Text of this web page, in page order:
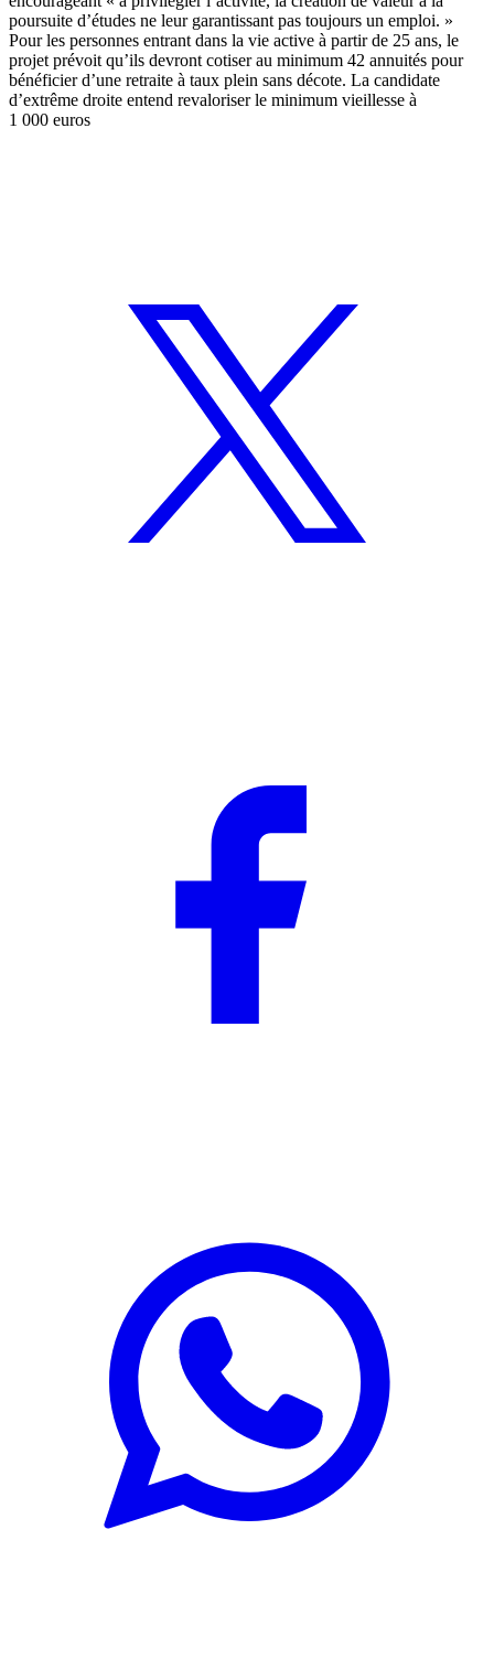
poursuite d’études ne leur garantissant pas toujours un emploi. »
Pour les personnes entrant dans la vie active à partir de 25 ans, le
projet prévoit qu’ils devront cotiser au minimum 42 annuités pour
bénéficier d’une retraite à taux plein sans décote. La candidate
d’extrême droite entend revaloriser le minimum vieillesse à
1 000 euros